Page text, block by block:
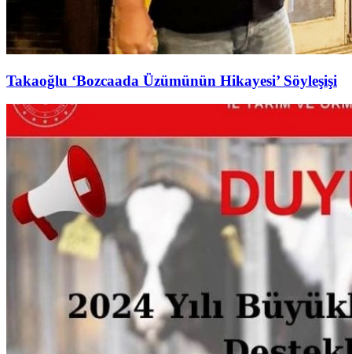
Takaoğlu ‘Bozcaada Üzümünün Hikayesi’ Söyleşişi